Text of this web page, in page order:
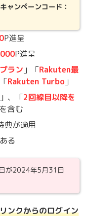
ャンペーンコード：
P進呈
P進呈
ラン 」「Rakuten最
Rakuten Turbo 」
」、「2回線目以降を
含む
典が適用
る
が2024年5月31日
ンクからのログイン